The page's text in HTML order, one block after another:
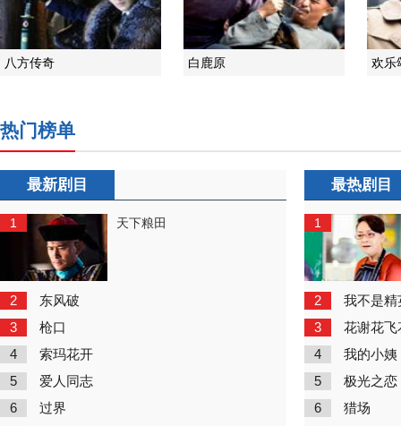
八方传奇 白鹿原 欢乐
热门榜单
最新剧目
1 天下粮田
2 东风破
3 枪口
4 索玛花开
5 爱人同志
6 过界
最热剧目
1
2 我不是精
3 花谢花飞
4 我的小姨
5 极光之恋
6 猎场